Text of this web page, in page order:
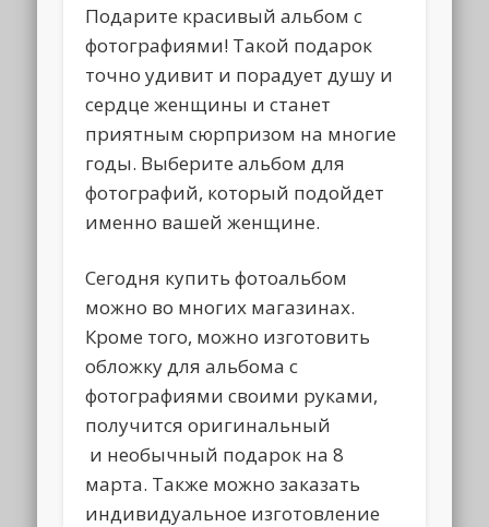
Подарите красивый альбом с
фотографиями! Такой подарок
точно удивит и порадует душу и
сердце женщины и станет
приятным сюрпризом на многие
годы. Выберите альбом для
фотографий, который подойдет
именно вашей женщине.
Сегодня купить фотоальбом
можно во многих магазинах.
Кроме того, можно изготовить
обложку для альбома с
фотографиями своими руками,
получится оригинальный
и необычный подарок на 8
марта. Также можно заказать
индивидуальное изготовление